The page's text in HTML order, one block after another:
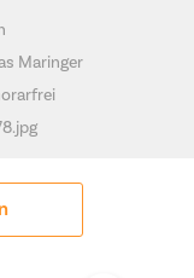
Maringer